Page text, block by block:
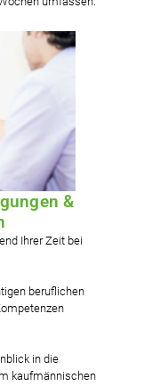
&
Ihrer Zeit bei
beruflichen
in die
kaufmännischen